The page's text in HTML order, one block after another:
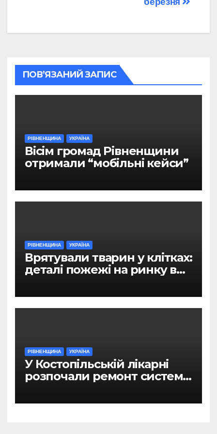
ПОВ’ЯЗАНИЙ ЗАПИС
РІВНЕНЩИНА УКРАЇНА
Вісім громад Рівненщини
отримали “мобільні кейси”
РІВНЕНЩИНА УКРАЇНА
Врятували тварин у клітках:
деталі пожежі на ринку в
РІВНЕНЩИНА УКРАЇНА
У Костопільській лікарні
розпочали ремонт системи